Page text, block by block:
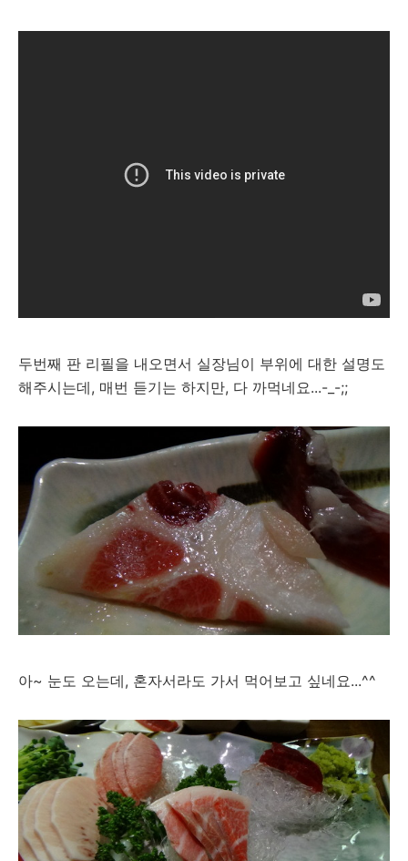
두번째 판 리필을 내오면서 실장님이 부위에 대한 설명도
해주시는데, 매번 듣기는 하지만, 다 까먹네요...-_-;;
아~ 눈도 오는데, 혼자서라도 가서 먹어보고 싶네요...^^